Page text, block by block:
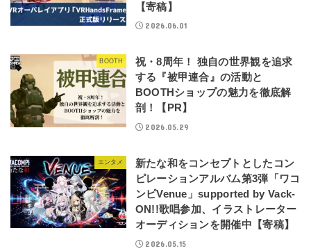
【寄稿】
2026.06.01
BOOTH
祝・8周年！ 独自の世界観を追求
する『被甲連合』の活動と
BOOTHショップの魅力を徹底解
剖！【PR】
2026.05.29
エンタメ
新たな和をコンセプトとしたコン
ピレーションアルバム第3弾「ワコ
ンピVenue」supported by Vack-
ON!!歌唱参加、イラストレーター
オーディションを開催中【寄稿】
2026.05.15